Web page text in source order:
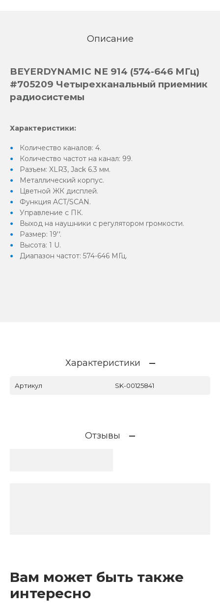
Описание
BEYERDYNAMIC NE 914 (574-646 МГц)
#705209 Четырехканальный приемник
радиосистемы
Характеристики:
Количество каналов: 4.
Количество частот на канал: 99.
Разъем: XLR3, Jack 6.3 мм.
Металлический корпус.
Цветной ЖК дисплей.
Функция ACT/SCAN.
Управление с ПК.
Выход на наушники с регулятором громкости.
Размер: 19''.
Высота: 1 U.
Диапазон частот: 574-646 МГц.
Характеристики
Артикул SK-00125841
Отзывы
Вам может быть также
интересно